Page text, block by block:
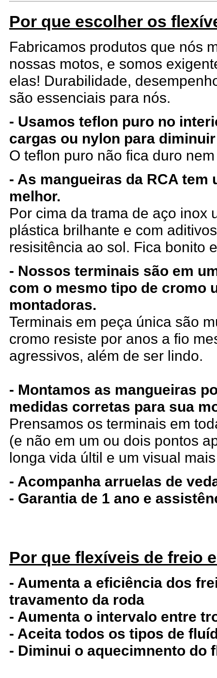
Por que escolher os
Fabricamos produtos que nós
nossas motos, e somos
elas! Durabilidade,
são essenciais para nós.
- Usamos teflon puro no
cargas ou nylon para
O teflon puro não fica duro
- As mangueiras da RCA tem
melhor.
Por cima da trama de aço inox
plástica brilhante e com
resisitência ao sol. Fica bonito
- Nossos terminais são em
com o mesmo tipo de cromo
montadoras.
Terminais em peça única são
cromo resiste por anos a fio
agressivos, além de ser lindo.
- Montamos as mangueiras
medidas corretas para sua
Prensamos os terminais em
(e não em um ou dois pontos
longa vida últil e um visual
- Acompanha arruelas de
- Garantia de 1 ano e
Por que flexíveis de freio
- Aumenta a eficiência dos
travamento da roda
- Aumenta o intervalo entre
- Aceita todos os tipos de
- Diminui o aquecimnento do